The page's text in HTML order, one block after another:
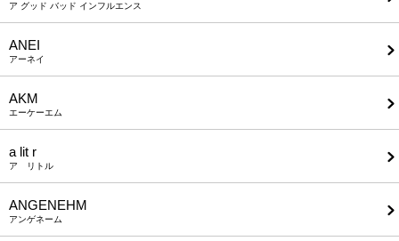
ア グッド バッド インフルエンス
ANEI
アーネイ
AKM
エーケーエム
a lit r
ア リトル
ANGENEHM
アンゲネーム